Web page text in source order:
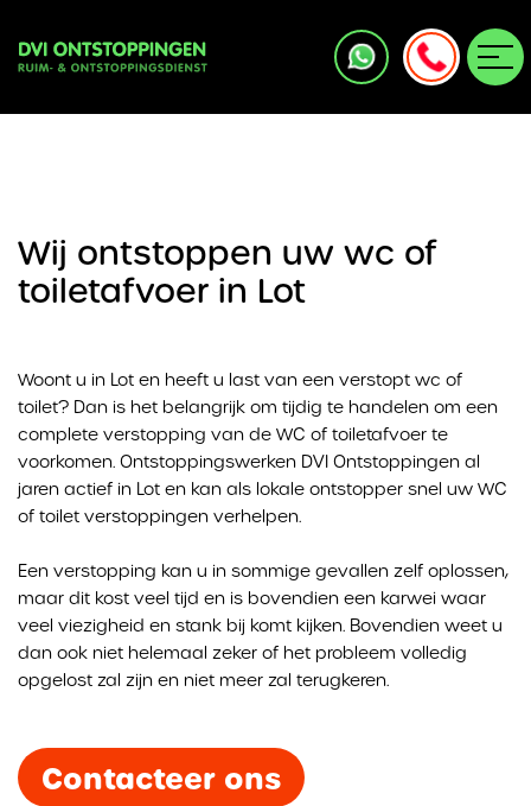
Wij ontstoppen uw wc of
toiletafvoer in Lot
Woont u in Lot en heeft u last van een verstopt wc of
toilet? Dan is het belangrijk om tijdig te handelen om een
complete verstopping van de WC of toiletafvoer te
voorkomen. Ontstoppingswerken DVI Ontstoppingen al
jaren actief in Lot en kan als lokale ontstopper snel uw WC
of toilet verstoppingen verhelpen.
Een verstopping kan u in sommige gevallen zelf oplossen,
maar dit kost veel tijd en is bovendien een karwei waar
veel viezigheid en stank bij komt kijken. Bovendien weet u
dan ook niet helemaal zeker of het probleem volledig
opgelost zal zijn en niet meer zal terugkeren.
Contacteer ons